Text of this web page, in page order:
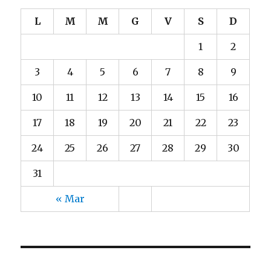
L M M G V S D
« Mar
1 2
3 4 5 6 7 8 9
10 11 12 13 14 15 16
17 18 19 20 21 22 23
24 25 26 27 28 29 30
31